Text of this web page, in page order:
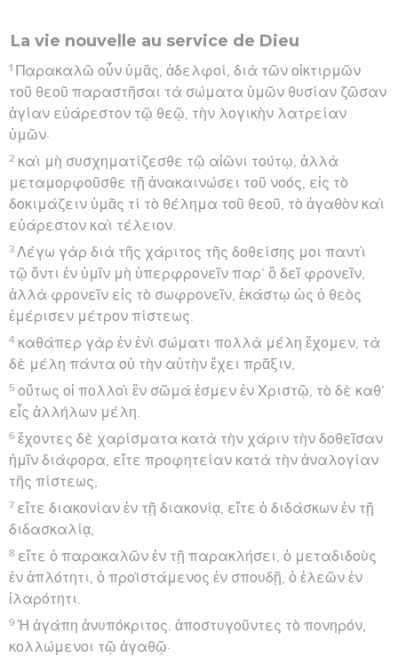
La vie nouvelle au service de Dieu
1 Παρακαλῶ οὖν ὑμᾶς, ἀδελφοί, διὰ τῶν οἰκτιρμῶν
τοῦ θεοῦ παραστῆσαι τὰ σώματα ὑμῶν θυσίαν ζῶσαν
ἁγίαν εὐάρεστον τῷ θεῷ, τὴν λογικὴν λατρείαν
ὑμῶν·
2 καὶ μὴ συσχηματίζεσθε τῷ αἰῶνι τούτῳ, ἀλλὰ
μεταμορφοῦσθε τῇ ἀνακαινώσει τοῦ νοός, εἰς τὸ
δοκιμάζειν ὑμᾶς τί τὸ θέλημα τοῦ θεοῦ, τὸ ἀγαθὸν καὶ
εὐάρεστον καὶ τέλειον.
3 Λέγω γὰρ διὰ τῆς χάριτος τῆς δοθείσης μοι παντὶ
τῷ ὄντι ἐν ὑμῖν μὴ ὑπερφρονεῖν παρ’ ὃ δεῖ φρονεῖν,
ἀλλὰ φρονεῖν εἰς τὸ σωφρονεῖν, ἑκάστῳ ὡς ὁ θεὸς
ἐμέρισεν μέτρον πίστεως.
4 καθάπερ γὰρ ἐν ἑνὶ σώματι πολλὰ μέλη ἔχομεν, τὰ
δὲ μέλη πάντα οὐ τὴν αὐτὴν ἔχει πρᾶξιν,
5 οὕτως οἱ πολλοὶ ἓν σῶμά ἐσμεν ἐν Χριστῷ, τὸ δὲ καθ’
εἷς ἀλλήλων μέλη.
6 ἔχοντες δὲ χαρίσματα κατὰ τὴν χάριν τὴν δοθεῖσαν
ἡμῖν διάφορα, εἴτε προφητείαν κατὰ τὴν ἀναλογίαν
τῆς πίστεως,
7 εἴτε διακονίαν ἐν τῇ διακονίᾳ, εἴτε ὁ διδάσκων ἐν τῇ
διδασκαλίᾳ,
8 εἴτε ὁ παρακαλῶν ἐν τῇ παρακλήσει, ὁ μεταδιδοὺς
ἐν ἁπλότητι, ὁ προϊστάμενος ἐν σπουδῇ, ὁ ἐλεῶν ἐν
ἱλαρότητι.
9 Ἡ ἀγάπη ἀνυπόκριτος. ἀποστυγοῦντες τὸ πονηρόν,
κολλώμενοι τῷ ἀγαθῷ·